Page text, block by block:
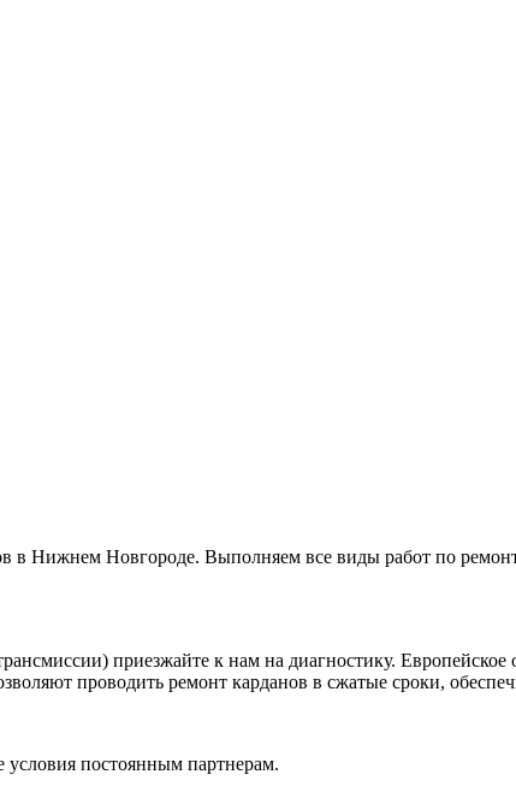
в Нижнем Новгороде. Выполняем все виды работ по
приезжайте к нам на диагностику. Европейское
проводить ремонт карданов в сжатые сроки,
постоянным партнерам.